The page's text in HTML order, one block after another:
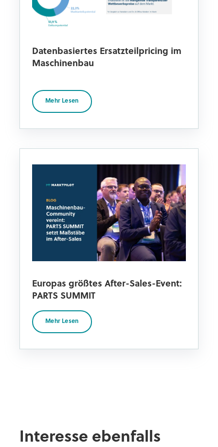
Datenbasiertes Ersatzteilpricing im
Maschinenbau
Mehr Lesen
Europas größtes After-Sales-Event:
PARTS SUMMIT
Mehr Lesen
Interesse ebenfalls